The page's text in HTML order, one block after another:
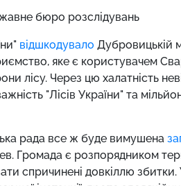
бюро розслідувань
відшкодувало Дубровицькій
яке є користувачем
лісу. Через цю халатність
"Лісів України" та
рада все ж буде вимушена
Громада є розпорядником
спричинені довкіллю